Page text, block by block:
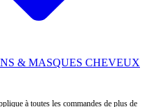
& MASQUES CHEVEUX
à toutes les commandes de plus de